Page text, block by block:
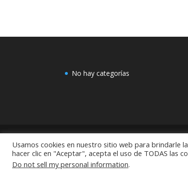
No hay categorías
COMEX: "Centro de Decoración
México
Usamos cookies en nuestro sitio web para brindarle
hacer clic en "Aceptar", acepta el uso de TODAS las
Do not sell my personal information.